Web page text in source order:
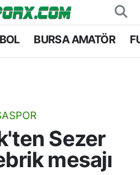
BURSA AMATÖR
Sezer
mesajı
Haritası
ve Fikstür